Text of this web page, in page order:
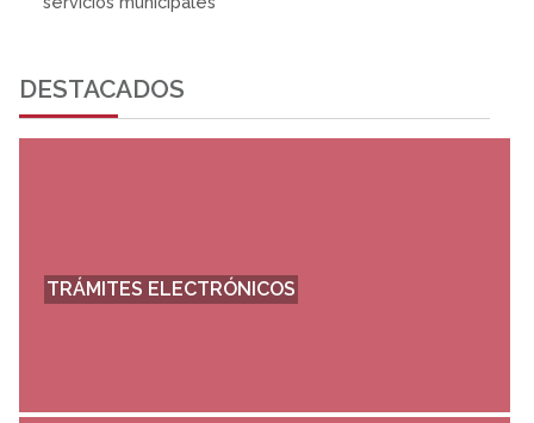
DESTACADOS
TRÁMITES ELECTRÓNICOS